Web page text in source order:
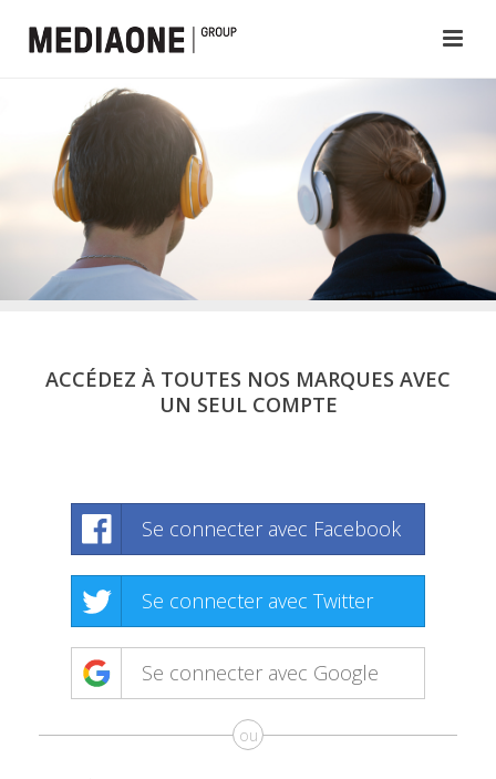
ACCÉDEZ À TOUTES NOS MARQUES AVEC
UN SEUL COMPTE
Se connecter avec Facebook
Se connecter avec Twitter
Se connecter avec Google
ou